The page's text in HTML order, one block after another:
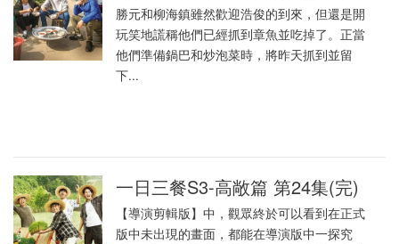
勝元和柳海鎮雖然歡迎浩俊的到來，但還是開
玩笑地謊稱他們已經抓到章魚並吃掉了。正當
他們準備鍋巴和炒泡菜時，將昨天抓到並留
下...
一日三餐S3-高敞篇 第24集(完)
【導演剪輯版】中，觀眾終於可以看到在正式
版中未出現的畫面，都能在導演版中一探究